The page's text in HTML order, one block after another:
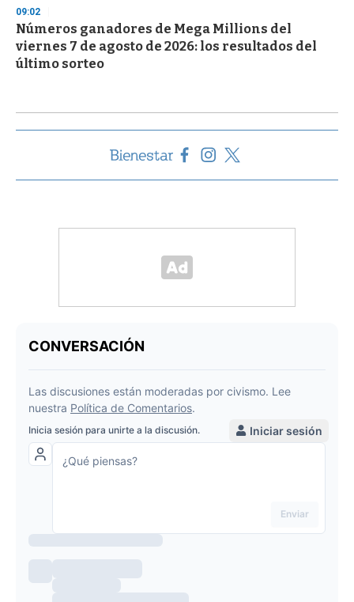
09:02
Números ganadores de Mega Millions del
viernes 7 de agosto de 2026: los resultados del
último sorteo